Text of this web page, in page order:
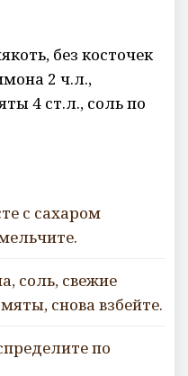
без косточек
2 ч.л.,
4 ст.л., соль по
с сахаром
соль, свежие
снова взбейте.
по